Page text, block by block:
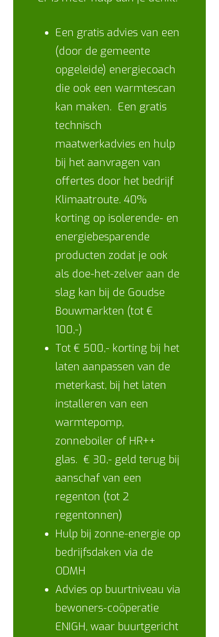
Een gratis advies van een
(door de gemeente
opgeleide) energiecoach
die ook een warmtescan
kan maken. Een gratis
technisch
maatwerkadvies en hulp
bij het aanvragen van
offertes door het bedrijf
Klimaatroute. 40%
korting op isolerende- en
energiebesparende
producten zodat je ook
als doe-het-zelver aan de
slag kan bij de Goudse
Bouwmarkten (tot €
100,-)
Tot € 500,- korting bij het
laten aanpassen van de
meterkast, bij het laten
installeren van een
warmtepomp,
zonneboiler of HR++
glas. € 30,- geld terug bij
aanschaf van een
regenton (tot 2
regentonnen)
Hulp bij zonne-energie op
bedrijfsdaken via de
ODMH
Advies op buurtniveau via
bewoners-coöperatie
ENIGH, waar buurtgericht